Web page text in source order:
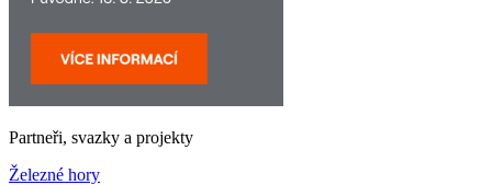
Partneři, svazky a projekty
Železné hory